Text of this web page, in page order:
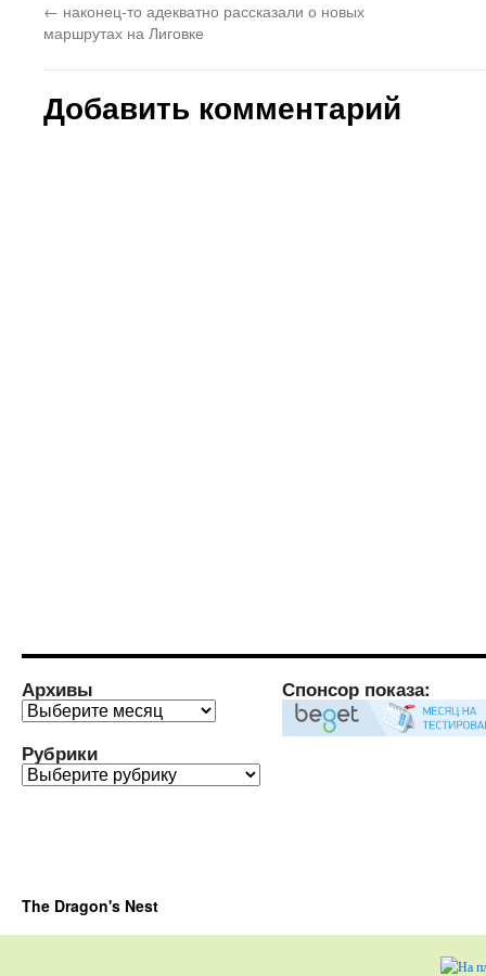
← наконец-то адекватно рассказали о новых
маршрутах на Лиговке
Добавить комментарий
Архивы
Архивы
Рубрики
Рубрики
Спонсор показа:
The Dragon's Nest